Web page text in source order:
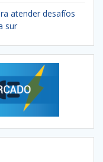
atender desafíos
sur